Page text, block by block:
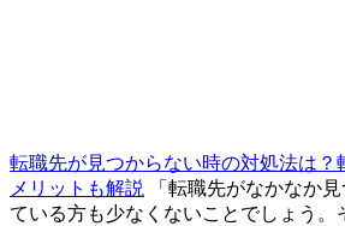
転職先が見つからない時の対処法は？
メリットも解説
「転職先がなかなか
ている方も少なくないことでしょう。